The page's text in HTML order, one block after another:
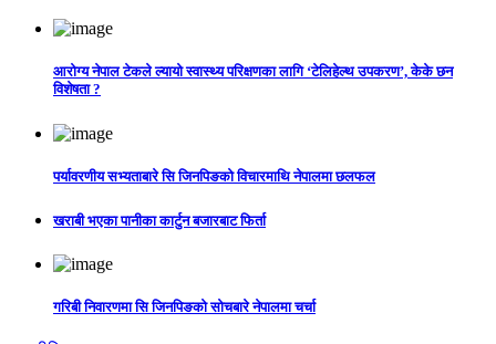
आरोग्य नेपाल टेकले ल्यायो स्वास्थ्य परिक्षणका लागि ‘टेलिहेल्थ उपकरण’, केके छन
विशेषता ?
पर्यावरणीय सभ्यताबारे सि जिनपिङको विचारमाथि नेपालमा छलफल
खराबी भएका पानीका कार्टुन बजारबाट फिर्ता
गरिबी निवारणमा सि जिनपिङको सोचबारे नेपालमा चर्चा